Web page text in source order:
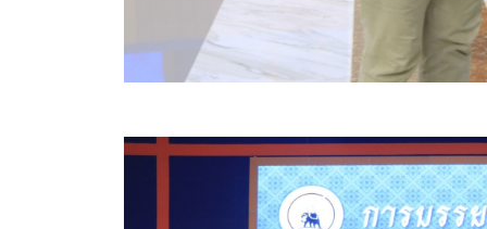
การเสริมสร้างคุณธรรมจริยธรรม
ITA : การประเมินคุณธรรมและความโปร่งใสในการ
การจัดการความรู้ (KM)
ข้อระเบียบและกฎหมาย